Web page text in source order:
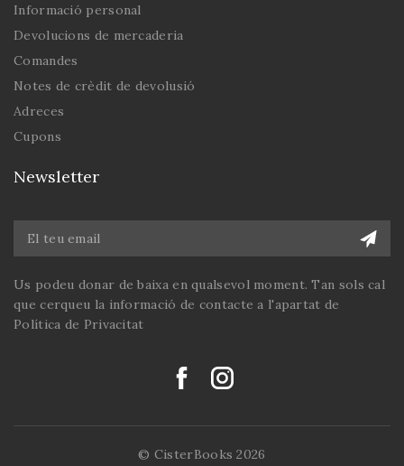
Informació personal
Devolucions de mercaderia
Comandes
Notes de crèdit de devolusió
Adreces
Cupons
Newsletter
Us podeu donar de baixa en qualsevol moment. Tan sols cal
que cerqueu la informació de contacte a l'apartat de
Política de Privacitat
© CisterBooks 2026